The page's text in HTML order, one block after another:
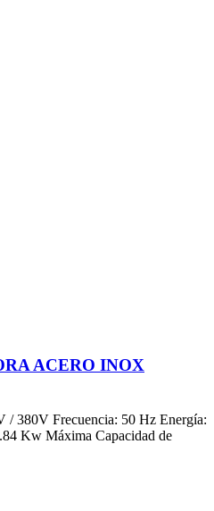
ACERO INOX
/ 380V Frecuencia: 50 Hz Energía:
Kw Máxima Capacidad de